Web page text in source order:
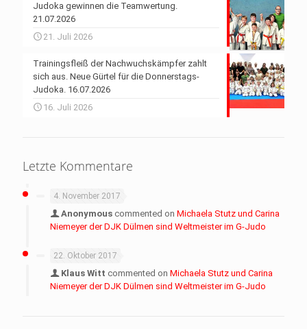
Judoka gewinnen die Teamwertung.
21.07.2026
21. Juli 2026
Trainingsfleiß der Nachwuchskämpfer zahlt
sich aus. Neue Gürtel für die Donnerstags-
Judoka. 16.07.2026
16. Juli 2026
Letzte Kommentare
4. November 2017
Anonymous commented on Michaela Stutz und Carina
Niemeyer der DJK Dülmen sind Weltmeister im G-Judo
22. Oktober 2017
Klaus Witt commented on Michaela Stutz und Carina
Niemeyer der DJK Dülmen sind Weltmeister im G-Judo